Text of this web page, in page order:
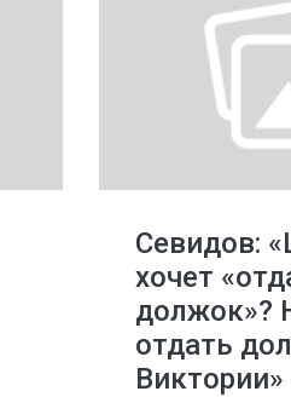
Севидов:
хочет
должок»?
отдать
Виктории»